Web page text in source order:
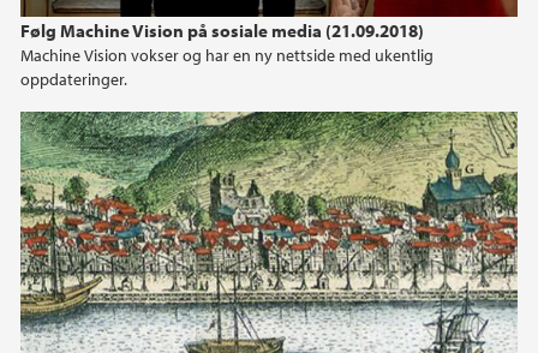
Følg Machine Vision på sosiale media (21.09.2018)
Machine Vision vokser og har en ny nettside med ukentlig
oppdateringer.
2022
2020
2019
2018
2017